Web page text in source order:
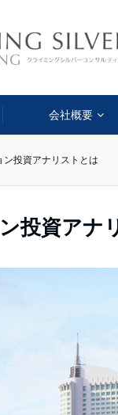
会社概要
ン投資アナリストとは
投資アナ